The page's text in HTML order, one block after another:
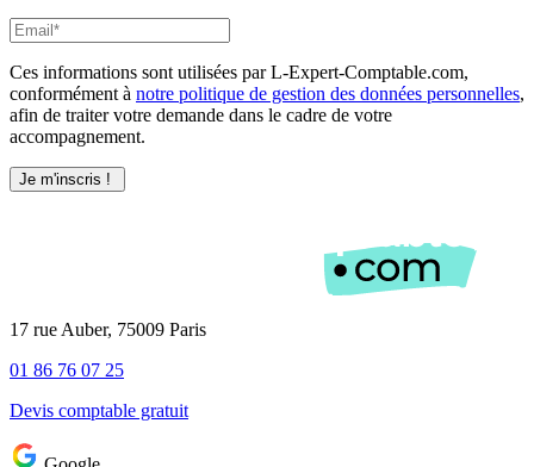
Ces informations sont utilisées par L-Expert-Comptable.com,
conformément à notre politique de gestion des données personnelles,
afin de traiter votre demande dans le cadre de votre
accompagnement.
17 rue Auber, 75009 Paris
01 86 76 07 25
Devis comptable gratuit